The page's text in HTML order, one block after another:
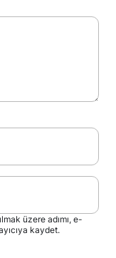
üzere adımı, e-
kaydet.